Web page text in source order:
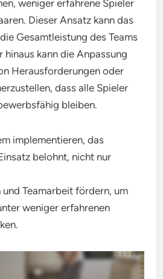
weniger erfahrene Spieler
Dieser Ansatz kann das
Gesamtleistung des Teams
hinaus kann die Anpassung
Herausforderungen oder
dass alle Spieler
bleiben.
implementieren, das
belohnt, nicht nur
Teamarbeit fördern, um
weniger erfahrenen